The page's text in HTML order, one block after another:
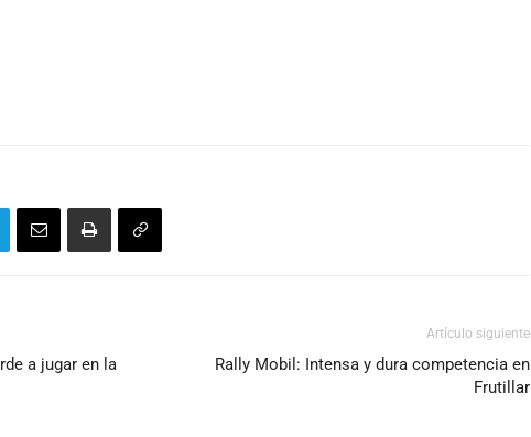
a jugar en la
Artículo siguiente
Rally Mobil: Intensa y dura competencia en
Frutillar